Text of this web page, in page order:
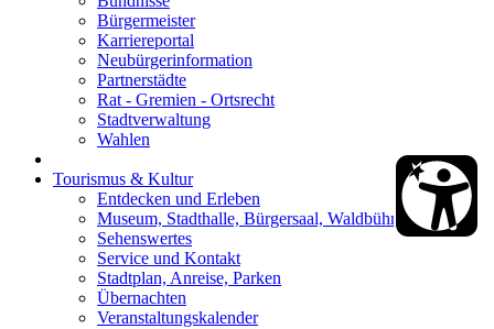
Bürgermeister
Karriereportal
Neubürgerinformation
Partnerstädte
Rat - Gremien - Ortsrecht
Stadtverwaltung
Wahlen
Tourismus & Kultur
Entdecken und Erleben
Museum, Stadthalle, Bürgersaal, Waldbühne
Sehenswertes
Service und Kontakt
Stadtplan, Anreise, Parken
Übernachten
Veranstaltungskalender